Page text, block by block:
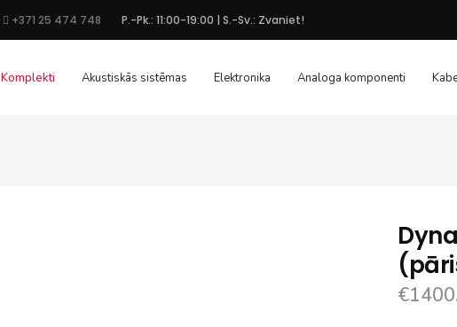
+371 25 474 748 P.-Pk.: 11:00-19:00 | S.-Sv.: Zvaniet!
Komplekti Akustiskās sistēmas Elektronika Analoga komponenti
€